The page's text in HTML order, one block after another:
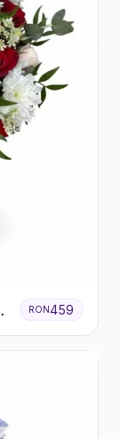
RON459